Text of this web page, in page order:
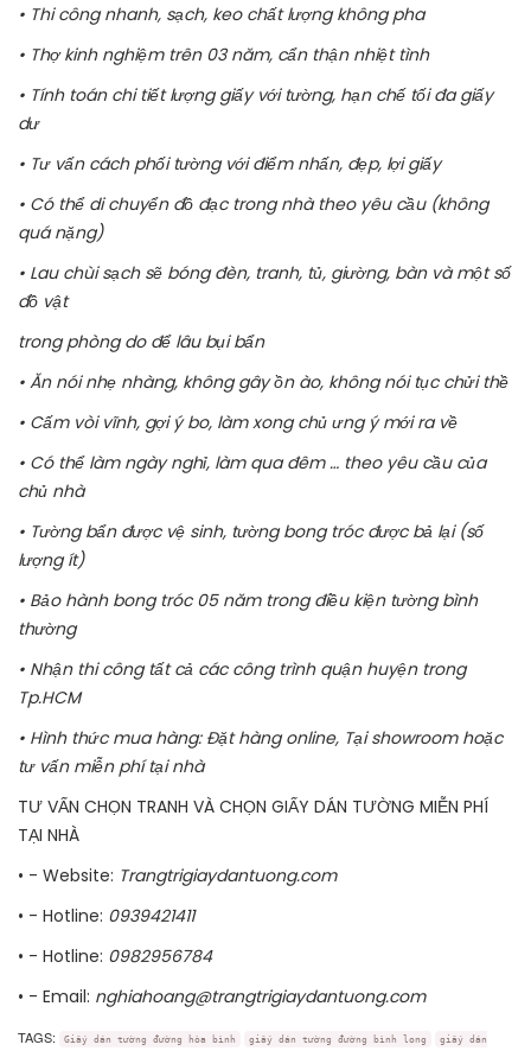
• Thi công nhanh, sạch, keo chất lượng không pha
• Thợ kinh nghiệm trên 03 năm, cẩn thận nhiệt tình
• Tính toán chi tiết lượng giấy với tường, hạn chế tối đa giấy
dư
• Tư vấn cách phối tường với điểm nhấn, đẹp, lợi giấy
• Có thể di chuyển đồ đạc trong nhà theo yêu cầu (không
quá nặng)
• Lau chùi sạch sẽ bóng đèn, tranh, tủ, giường, bàn và một số
đồ vật
trong phòng do để lâu bụi bẩn
• Ăn nói nhẹ nhàng, không gây ồn ào, không nói tục chửi thề
• Cấm vòi vĩnh, gợi ý bo, làm xong chủ ưng ý mới ra về
• Có thể làm ngày nghỉ, làm qua đêm … theo yêu cầu của
chủ nhà
• Tường bẩn được vệ sinh, tường bong tróc được bả lại (số
lượng ít)
• Bảo hành bong tróc 05 năm trong điều kiện tường bình
thường
• Nhận thi công tất cả các công trình quận huyện trong
Tp.HCM
• Hình thức mua hàng: Đặt hàng online, Tại showroom hoặc
tư vấn miễn phí tại nhà
TƯ VẤN CHỌN TRANH VÀ CHỌN GIẤY DÁN TƯỜNG MIỄN PHÍ
TẠI NHÀ
• - Website: Trangtrigiaydantuong.com
• - Hotline: 0939421411
• - Hotline: 0982956784
• - Email: nghiahoang@trangtrigiaydantuong.com
TAGS: Giấy dán tường đường hòa bình giấy dán tường đường bình long giấy dán